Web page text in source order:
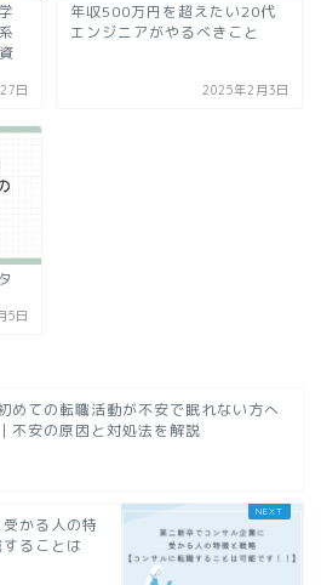
日
年収500万円を超えたい20代
エンジニアがやるべきこと
2025年2月3日
5日
めての転職活動が不安で眠れない方へ
｜不安の原因と対処法を解説
かる人の特
ることは